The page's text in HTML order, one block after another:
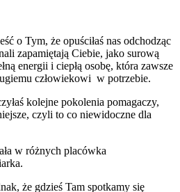
o Tym, że opuściłaś nas odchodząc
zapamiętają Ciebie, jako surową
energii i ciepłą osobę, która zawsze
człowiekowi w potrzebie.
kolejne pokolenia pomagaczy,
czyli to co niewidoczne dla
w różnych placówka
że gdzieś Tam spotkamy się